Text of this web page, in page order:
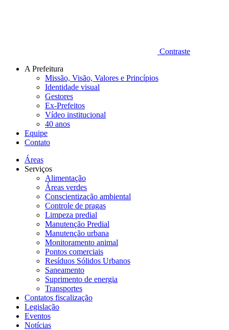
Contraste
A Prefeitura
Missão, Visão, Valores e Princípios
Identidade visual
Gestores
Ex-Prefeitos
Vídeo institucional
40 anos
Equipe
Contato
Áreas
Serviços
Alimentação
Áreas verdes
Conscientização ambiental
Controle de pragas
Limpeza predial
Manutenção Predial
Manutenção urbana
Monitoramento animal
Pontos comerciais
Resíduos Sólidos Urbanos
Saneamento
Suprimento de energia
Transportes
Contatos fiscalização
Legislação
Eventos
Notícias